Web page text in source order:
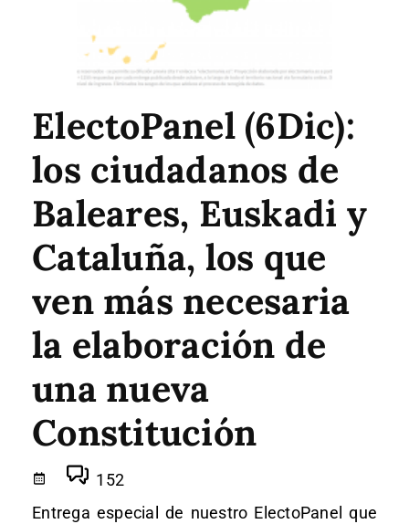
ElectoPanel (6Dic):
los ciudadanos de
Baleares, Euskadi y
Cataluña, los que
ven más necesaria
la elaboración de
una nueva
Constitución
152
Entrega especial de nuestro ElectoPanel que